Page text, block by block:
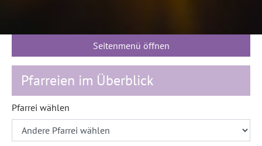
Seitenmenü öffnen
Pfarreien im Überblick
Pfarrei wählen